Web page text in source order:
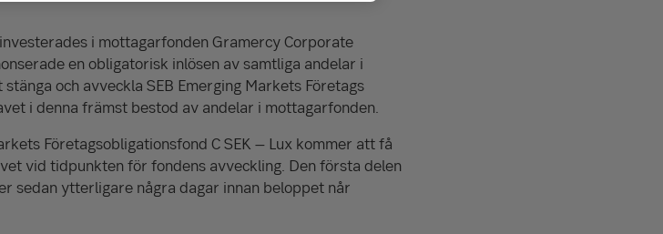
i mottagarfonden Gramercy Corporate
en obligatorisk inlösen av samtliga andelar i
och avveckla SEB Emerging Markets Företags
i denna främst bestod av andelar i mottagarfonden.
Företagsobligationsfond C SEK – Lux kommer att få
vid tidpunkten för fondens avveckling. Den första delen
sedan ytterligare några dagar innan beloppet når